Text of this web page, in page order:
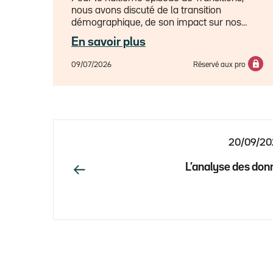
nous avons discuté de la transition
démographique, de son impact sur nos
modèles économiques et de la façon dont
le gérant d'actifs peut se positionner
comme protecteur de l'épargne des
citoyens, avec Philippe Waechter, directeur
de la recherche économique, et Xavier
En savoir plus
09/07/2026 Réservé aux pro
20/09/
L’analyse des